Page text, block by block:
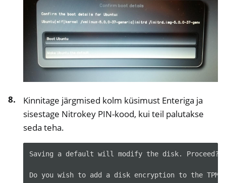
Kinnitage järgmised kolm küsimust Enteriga ja
sisestage Nitrokey PIN-kood, kui teil palutakse
seda teha.
Saving a default will modify the disk. Proceed?
Do you wish to add a disk encryption to the TPM